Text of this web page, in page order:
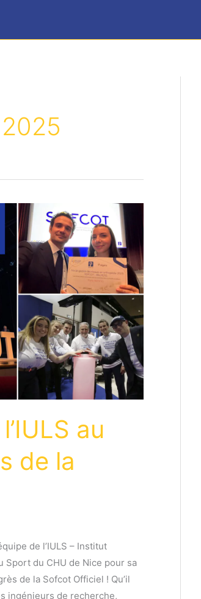
au
de la
de l’IULS – Institut
Sport du CHU de Nice pour sa
de la Sofcot Officiel ! Qu’il
ingénieurs de recherche,